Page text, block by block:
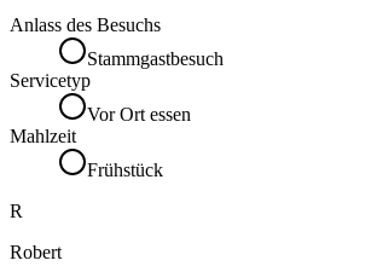
Anlass des Besuchs
Stammgastbesuch
Servicetyp
Vor Ort essen
Mahlzeit
Frühstück
R
Robert